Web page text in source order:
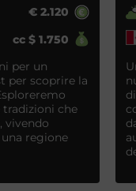
€ 2.120
cc$ 1.750
per un
per scoprire la
che
vivendo
una regione